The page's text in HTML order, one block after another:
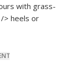
with grass-
> heels or